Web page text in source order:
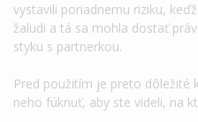
vystavili poriadnemu riziku,
žaludi a tá sa mohla dostať
styku s partnerkou.
Pred použitím je preto
neho fúknuť, aby ste videli, na